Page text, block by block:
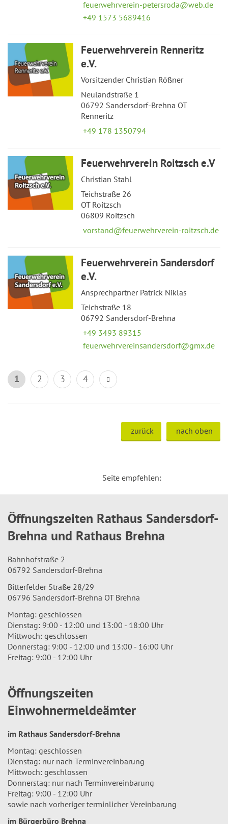
feuerwehrverein-petersroda@web.de
+49 1573 5689416
Feuerwehrverein Renneritz
e.V.
Vorsitzender Christian Rößner
Neulandstraße 1
06792 Sandersdorf-Brehna OT
Renneritz
+49 178 1350794
Feuerwehrverein Roitzsch e.V
Christian Stahl
Teichstraße 26
OT Roitzsch
06809 Roitzsch
vorstand@feuerwehrverein-roitzsch.de
Feuerwehrverein Sandersdorf
e.V.
Ansprechpartner Patrick Niklas
Teichstraße 18
06792 Sandersdorf-Brehna
+49 3493 89315
feuerwehrvereinsandersdorf@gmx.de
1 2 3 4
zurück nach oben
Seite empfehlen:
Öffnungszeiten Rathaus Sandersdorf-
Brehna und Rathaus Brehna
Bahnhofstraße 2
06792 Sandersdorf-Brehna
Bitterfelder Straße 28/29
06796 Sandersdorf-Brehna OT Brehna
Montag: geschlossen
Dienstag: 9:00 - 12:00 und 13:00 - 18:00 Uhr
Mittwoch: geschlossen
Donnerstag: 9:00 - 12:00 und 13:00 - 16:00 Uhr
Freitag: 9:00 - 12:00 Uhr
Öffnungszeiten
Einwohnermeldeämter
im Rathaus Sandersdorf-Brehna
Montag: geschlossen
Dienstag: nur nach Terminvereinbarung
Mittwoch: geschlossen
Donnerstag: nur nach Terminvereinbarung
Freitag: 9:00 - 12:00 Uhr
sowie nach vorheriger terminlicher Vereinbarung
im Bürgerbüro Brehna